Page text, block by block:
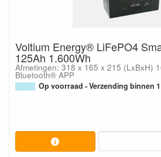
Voltium Energy® LiFePO4
125Ah 1.600Wh
Afmetingen: 318 x 165 x 215 (LxBxH)
Bluetooth® APP
Op voorraad - Verzending binnen